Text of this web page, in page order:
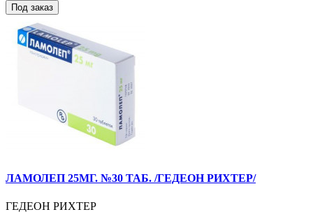
Под заказ
ЛАМОЛЕП 25МГ. №30 ТАБ. /ГЕДЕОН РИХТЕР/
ГЕДЕОН РИХТЕР